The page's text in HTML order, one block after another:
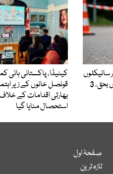
سائیکلوں
میں تصادم، 2 افراد جاں بحق، 3
کینیڈا، پاکستانی ہائی
قونصل خانوں کے زیر
بھارتی اقدامات کے
استحصال منایا گیا
صفحۂ اول
تازہ ترین